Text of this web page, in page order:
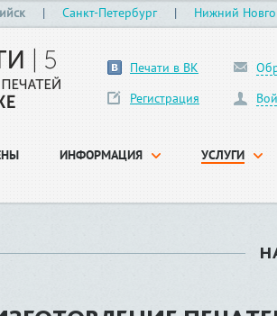
| Санкт-Петербург | Нижний
Печати в ВК
Регистрация
ИНФОРМАЦИЯ УСЛУГИ